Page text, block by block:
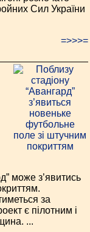
Сил України
=>>>=
може з’явитись
за
є пілотним і
...